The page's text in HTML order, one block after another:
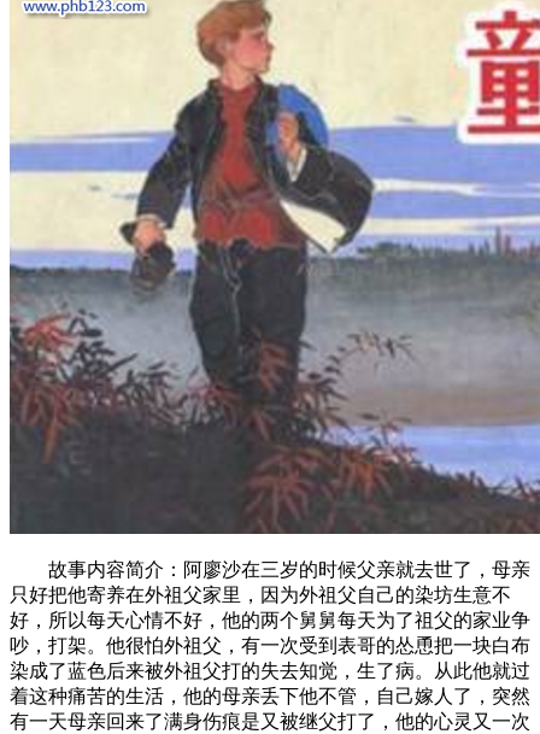
故事内容简介：阿廖沙在三岁的时候父亲就去世了，母亲
只好把他寄养在外祖父家里，因为外祖父自己的染坊生意不
好，所以每天心情不好，他的两个舅舅每天为了祖父的家业争
吵，打架。他很怕外祖父，有一次受到表哥的怂恿把一块白布
染成了蓝色后来被外祖父打的失去知觉，生了病。从此他就过
着这种痛苦的生活，他的母亲丢下他不管，自己嫁人了，突然
有一天母亲回来了满身伤痕是又被继父打了，他的心灵又一次